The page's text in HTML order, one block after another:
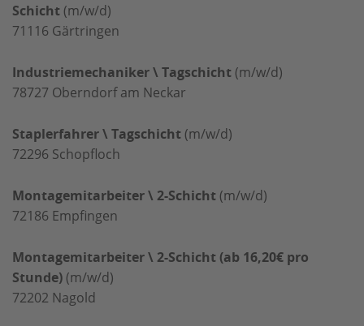
Schicht (m/w/d)
71116 Gärtringen
Industriemechaniker \ Tagschicht (m/w/d)
78727 Oberndorf am Neckar
Staplerfahrer \ Tagschicht (m/w/d)
72296 Schopfloch
Montagemitarbeiter \ 2-Schicht (m/w/d)
72186 Empfingen
Montagemitarbeiter \ 2-Schicht (ab 16,20€ pro
Stunde) (m/w/d)
72202 Nagold